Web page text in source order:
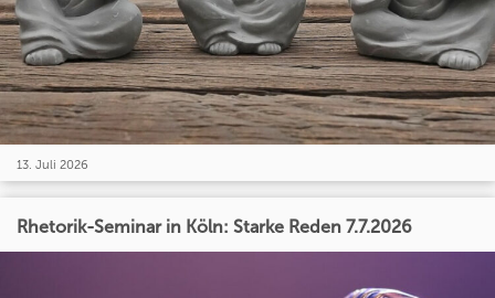
13. Juli 2026
Rhetorik-Seminar in Köln: Starke Reden 7.7.2026